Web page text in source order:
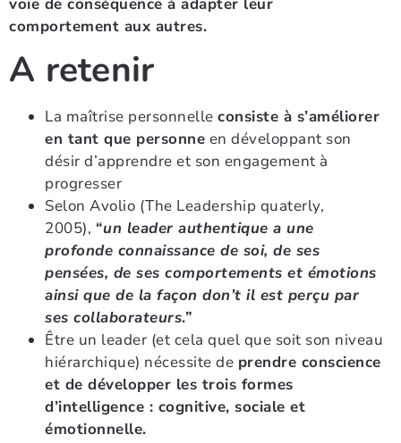
comportement aux autres.
A retenir
La maîtrise personnelle consiste à s’améliorer
en tant que personne en développant son
désir d’apprendre et son engagement à
progresser
Selon Avolio (The Leadership quaterly,
2005), “un leader authentique a une
profonde connaissance de soi, de ses
pensées, de ses comportements et émotions
ainsi que de la façon don’t il est perçu par
ses collaborateurs.”
Être un leader (et cela quel que soit son niveau
hiérarchique) nécessite de prendre conscience
et de développer les trois formes
d’intelligence : cognitive, sociale et
émotionnelle.